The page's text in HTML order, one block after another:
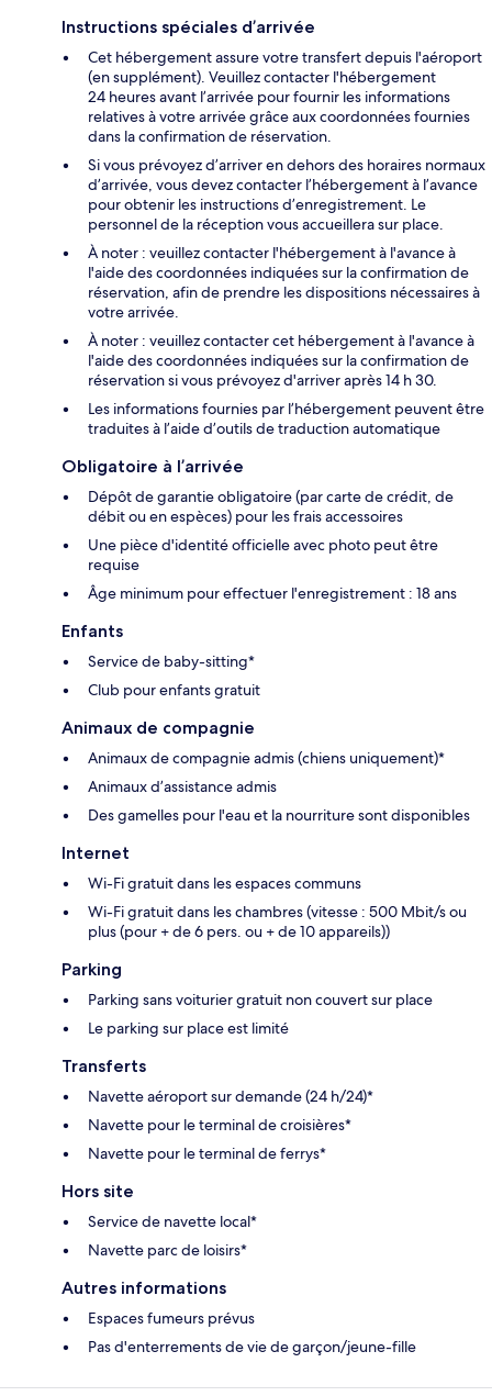
Instructions spéciales d’arrivée
Cet hébergement assure votre transfert depuis l'aéroport
(en supplément). Veuillez contacter l'hébergement
24 heures avant l’arrivée pour fournir les informations
relatives à votre arrivée grâce aux coordonnées fournies
dans la confirmation de réservation.
Si vous prévoyez d’arriver en dehors des horaires normaux
d’arrivée, vous devez contacter l’hébergement à l’avance
pour obtenir les instructions d’enregistrement. Le
personnel de la réception vous accueillera sur place.
À noter : veuillez contacter l'hébergement à l'avance à
l'aide des coordonnées indiquées sur la confirmation de
réservation, afin de prendre les dispositions nécessaires à
votre arrivée.
À noter : veuillez contacter cet hébergement à l'avance à
l'aide des coordonnées indiquées sur la confirmation de
réservation si vous prévoyez d'arriver après 14 h 30.
Les informations fournies par l’hébergement peuvent être
traduites à l’aide d’outils de traduction automatique
Obligatoire à l’arrivée
Dépôt de garantie obligatoire (par carte de crédit, de
débit ou en espèces) pour les frais accessoires
Une pièce d'identité officielle avec photo peut être
requise
Âge minimum pour effectuer l'enregistrement : 18 ans
Enfants
Service de baby-sitting*
Club pour enfants gratuit
Animaux de compagnie
Animaux de compagnie admis (chiens uniquement)*
Animaux d’assistance admis
Des gamelles pour l'eau et la nourriture sont disponibles
Internet
Wi-Fi gratuit dans les espaces communs
Wi-Fi gratuit dans les chambres (vitesse : 500 Mbit/s ou
plus (pour + de 6 pers. ou + de 10 appareils))
Parking
Parking sans voiturier gratuit non couvert sur place
Le parking sur place est limité
Transferts
Navette aéroport sur demande (24 h/24)*
Navette pour le terminal de croisières*
Navette pour le terminal de ferrys*
Hors site
Service de navette local*
Navette parc de loisirs*
Autres informations
Espaces fumeurs prévus
Pas d'enterrements de vie de garçon/jeune-fille